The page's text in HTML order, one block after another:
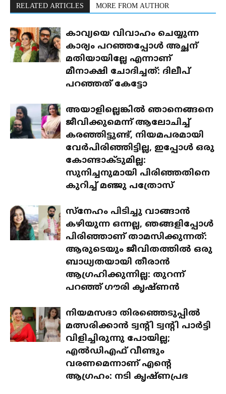
RELATED ARTICLES MORE FROM AUTHOR
കാവ്യയെ വിവാഹം ചെയ്യുന്ന
കാര്യം പറഞ്ഞപ്പോൾ അച്ഛന്
മതിയായില്ലേ എന്നാണ്
മീനാക്ഷി ചോദിച്ചത്: ദിലീപ്
പറഞ്ഞത് കേട്ടോ
അയാളില്ലെങ്കിൽ ഞാനെങ്ങനെ
ജീവിക്കുമെന്ന് ആലോചിച്ച്
കരഞ്ഞിട്ടുണ്ട്, നിയമപരമായി
വേർപിരിഞ്ഞിട്ടില്ല, ഇപ്പോൾ ഒരു
കോണ്ടാക്ടുമില്ല:
സുനിച്ചനുമായി പിരിഞ്ഞതിനെ
കുറിച്ച് മഞ്ജു പത്രോസ്
സ്‌നേഹം പിടിച്ചു വാങ്ങാൻ
കഴിയുന്ന ഒന്നല്ല, ഞങ്ങളിപ്പോൾ
പിരിഞ്ഞാണ് താമസിക്കുന്നത്:
ആരുടെയും ജീവിതത്തിൽ ഒരു
ബാധ്യതയായി തീരാൻ
ആഗ്രഹിക്കുന്നില്ല: തുറന്ന്
പറഞ്ഞ് ഗൗരി കൃഷ്ണൻ
നിയമസഭാ തിരഞ്ഞെടുപ്പിൽ
മത്സരിക്കാൻ ട്വന്റി ട്വന്റി പാർട്ടി
വിളിച്ചിരുന്നു പോയില്ല;
എൽഡിഎഫ് വീണ്ടും
വരണമെന്നാണ് എന്റെ
ആഗ്രഹം: നടി കൃഷ്ണപ്രഭ